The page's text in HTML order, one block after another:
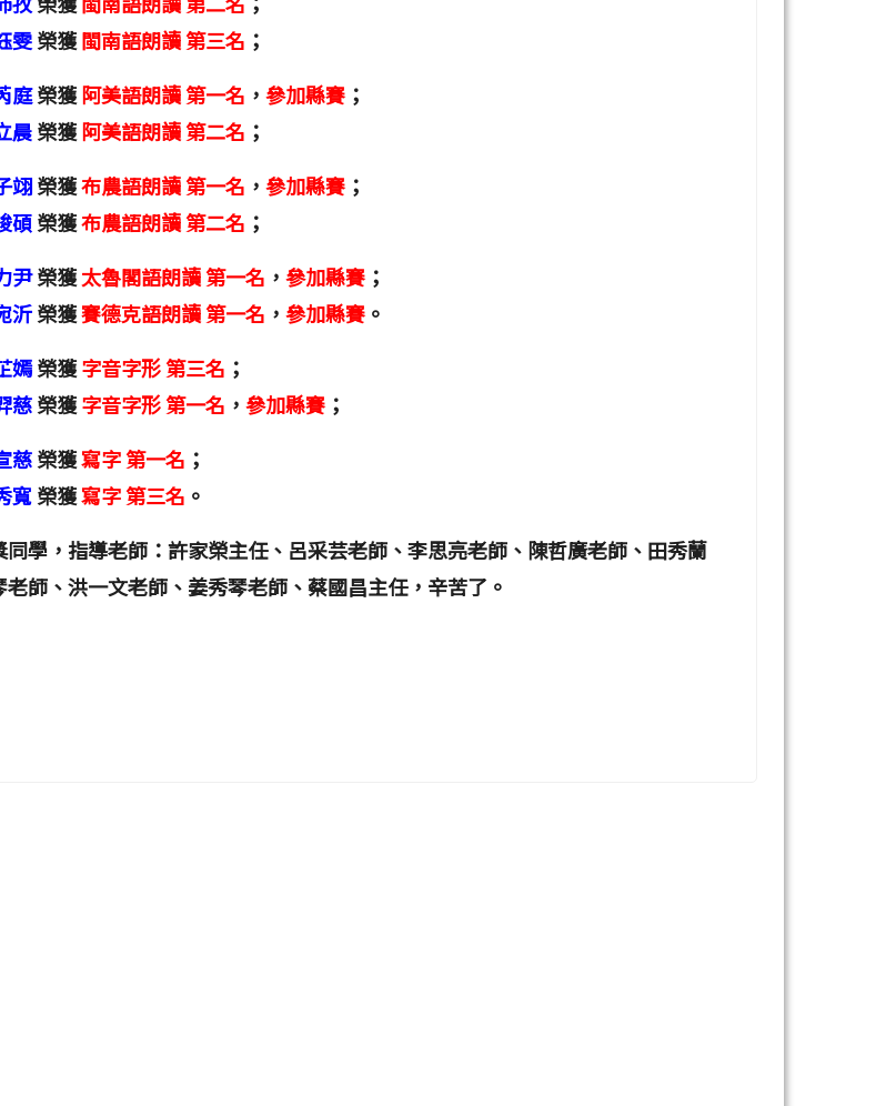
雯榮獲閩南語朗讀 第三名 ；
庭榮獲阿美語朗讀 第一名 ，參加縣賽 ；
晨榮獲阿美語朗讀 第二名 ；
翊榮獲布農語朗讀 第一名 ，參加縣賽 ；
碩榮獲布農語朗讀 第二名 ；
尹榮獲太魯閣語朗讀 第一名 ，參加縣賽 ；
沂榮獲賽德克語朗讀 第一名 ，參加縣賽 。
嫣榮獲字音字形 第三名 ；
慈榮獲字音字形 第一名 ，參加縣賽 ；
慈榮獲寫字 第一名 ；
寬榮獲寫字 第三名 。
同學，指導老師：許家榮主任、呂采芸老師、李思亮老師、陳哲廣老師、田秀蘭
師、洪一文老師、姜秀琴老師、蔡國昌主任，辛苦了。